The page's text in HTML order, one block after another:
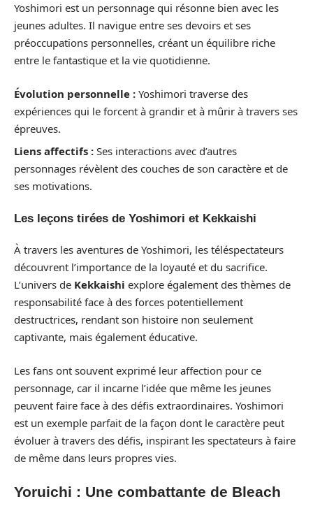
Yoshimori est un personnage qui résonne bien avec les
jeunes adultes. Il navigue entre ses devoirs et ses
préoccupations personnelles, créant un équilibre riche
entre le fantastique et la vie quotidienne.
Évolution personnelle : Yoshimori traverse des
expériences qui le forcent à grandir et à mûrir à travers ses
épreuves.
Liens affectifs : Ses interactions avec d’autres
personnages révèlent des couches de son caractère et de
ses motivations.
Les leçons tirées de Yoshimori et Kekkaishi
À travers les aventures de Yoshimori, les téléspectateurs
découvrent l’importance de la loyauté et du sacrifice.
L’univers de Kekkaishi explore également des thèmes de
responsabilité face à des forces potentiellement
destructrices, rendant son histoire non seulement
captivante, mais également éducative.
Les fans ont souvent exprimé leur affection pour ce
personnage, car il incarne l’idée que même les jeunes
peuvent faire face à des défis extraordinaires. Yoshimori
est un exemple parfait de la façon dont le caractère peut
évoluer à travers des défis, inspirant les spectateurs à faire
de même dans leurs propres vies.
Yoruichi : Une combattante de Bleach